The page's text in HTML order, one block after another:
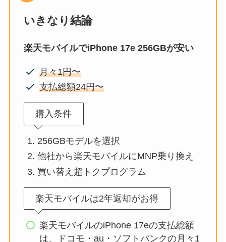
いきなり結論
楽天モバイルでiPhone 17e 256GBが安い
月々1円〜
支払総額24円〜
購入条件
256GBモデルを選択
他社から楽天モバイルにMNP乗り換え
買い替え超トクプログラム
楽天モバイルは2年返却がお得
楽天モバイルのiPhone 17eの支払総額
は、ドコモ・au・ソフトバンクの月々1